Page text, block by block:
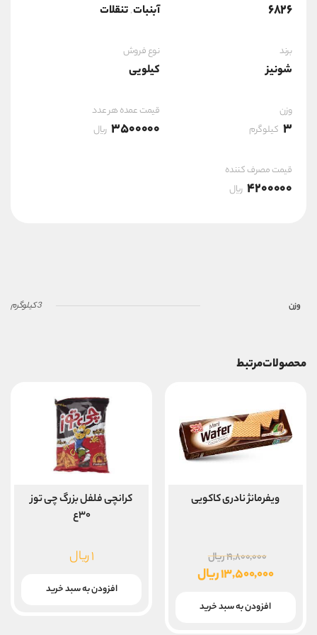
6826 آبنبات,تنقلات
برند
شونیز
نوع فروش
کیلویی
وزن
3 کیلوگرم
قیمت عمده هر عدد
3500000 ریال
قیمت مصرف کننده
4200000 ریال
وزن 3 کیلوگرم
محصولات مرتبط
ویفرمانژ نادری کاکویی
۱۹,۸۰۰,۰۰۰ریال
اصلی
بود.
۱۳,۵۰۰,۰۰۰ریال
فعلی
افزودن به سبد خرید
کرانچی فلفل بزرگ چی توز
۳۰ع
۱ریال
افزودن به سبد خرید